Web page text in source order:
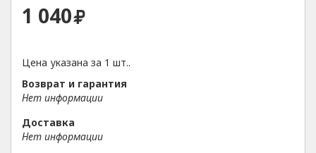
1 040
Цена указана за 1 шт..
Возврат и гарантия
Нет информации
Доставка
Нет информации